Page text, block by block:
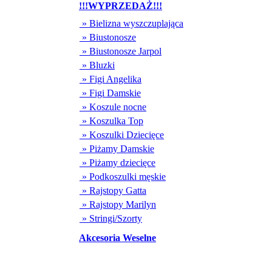
!!!WYPRZEDAŻ!!!
» Bielizna wyszczuplająca
» Biustonosze
» Biustonosze Jarpol
» Bluzki
» Figi Angelika
» Figi Damskie
» Koszule nocne
» Koszulka Top
» Koszulki Dziecięce
» Piżamy Damskie
» Piżamy dziecięce
» Podkoszulki męskie
» Rajstopy Gatta
» Rajstopy Marilyn
» Stringi/Szorty
Akcesoria Weselne